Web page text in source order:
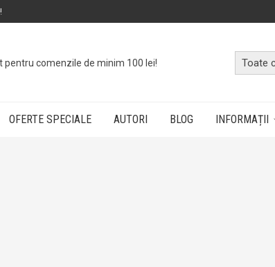
pentru comenzile de minim 100 lei!
OFERTE SPECIALE AUTORI BLOG INFORMAȚII